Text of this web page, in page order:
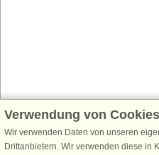
Verwendung von Cookies
Wir verwenden Daten von unseren
Drittanbietern. Wir verwenden diese in